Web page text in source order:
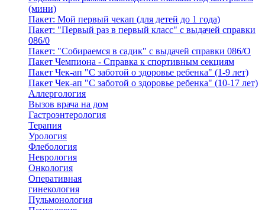
(мини)
Пакет: Мой первый чекап (для детей до 1 года)
Пакет: "Первый раз в первый класс" с выдачей справки
086/0
Пакет: "Собираемся в садик" с выдачей справки 086/О
Пакет Чемпиона - Справка к спортивным секциям
Пакет Чек-ап "С заботой о здоровье ребенка" (1-9 лет)
Пакет Чек-ап "С заботой о здоровье ребенка" (10-17 лет)
Аллергология
Вызов врача на дом
Гастроэнтерология
Терапия
Урология
Флебология
Неврология
Онкология
Оперативная
гинекология
Пульмонология